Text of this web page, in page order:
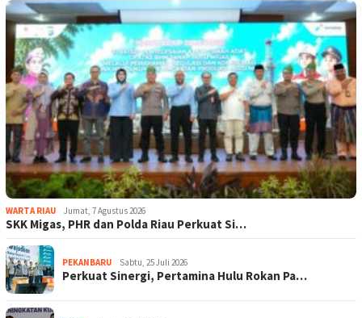
WARTA RIAU Jumat, 7 Agustus 2026
SKK Migas, PHR dan Polda Riau Perkuat Si…
PEKANBARU Sabtu, 25 Juli 2026
Perkuat Sinergi, Pertamina Hulu Rokan Pa…